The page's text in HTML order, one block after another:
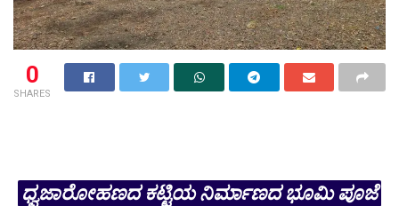
0
SHARES
ಧ್ವಜಾರೋಹಣದ ಕಟ್ಟಿಯ ನಿರ್ಮಾಣದ ಭೂಮಿ ಪೂಜೆ